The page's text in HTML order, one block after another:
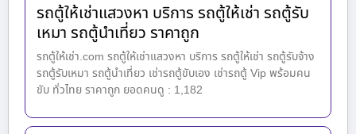
รถตู้ให้เช่าแสวงหา บริการ รถตู้ให้เช่า รถตู้รับ
เหมา รถตู้นำเที่ยว ราคาถูก
รถตู้ให้เช่า.com รถตู้ให้เช่าแสวงหา บริการ รถตู้ให้เช่า รถตู้รับจ้าง
รถตู้รับเหมา รถตู้นำเที่ยว เช่ารถตู้ขับเอง เช่ารถตู้ Vip พร้อมคน
ขับ ทั่วไทย ราคาถูก ยอดคนดู : 1,182